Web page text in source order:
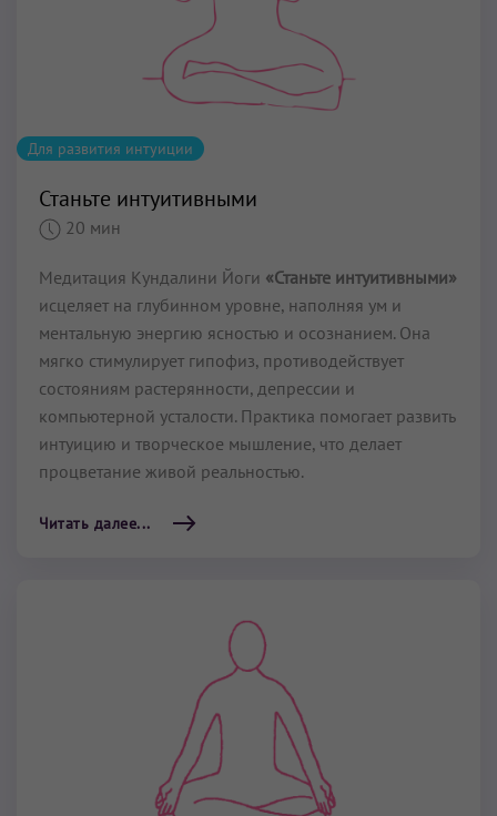
Для развития интуиции
Станьте интуитивными
20 мин
Медитация Кундалини Йоги «Станьте интуитивными»
исцеляет на глубинном уровне, наполняя ум и
ментальную энергию ясностью и осознанием. Она
мягко стимулирует гипофиз, противодействует
состояниям растерянности, депрессии и
компьютерной усталости. Практика помогает развить
интуицию и творческое мышление, что делает
процветание живой реальностью.
Читать далее...